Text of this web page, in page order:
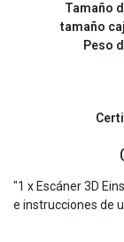
Tamaño
tamaño
Peso
"1 x Escáner 3D
e instrucciones de